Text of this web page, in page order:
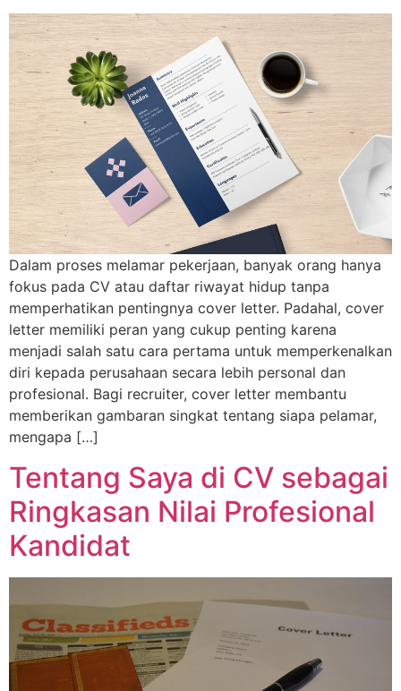
Dalam proses melamar pekerjaan, banyak orang hanya
fokus pada CV atau daftar riwayat hidup tanpa
memperhatikan pentingnya cover letter. Padahal, cover
letter memiliki peran yang cukup penting karena
menjadi salah satu cara pertama untuk memperkenalkan
diri kepada perusahaan secara lebih personal dan
profesional. Bagi recruiter, cover letter membantu
memberikan gambaran singkat tentang siapa pelamar,
mengapa […]
Tentang Saya di CV sebagai
Ringkasan Nilai Profesional
Kandidat